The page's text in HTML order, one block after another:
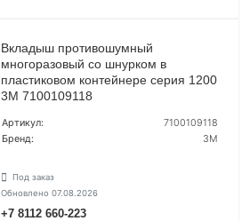
Вкладыш противошумный
многоразовый со шнурком в
пластиковом контейнере серия 1200
3М 7100109118
Артикул:
7100109118
Бренд:
3М
Под заказ
Обновлено 07.08.2026
+7 8112 660-223